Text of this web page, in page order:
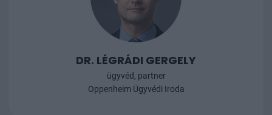
DR. LÉGRÁDI GERGELY
ügyvéd, partner
Oppenheim Ügyvédi Iroda